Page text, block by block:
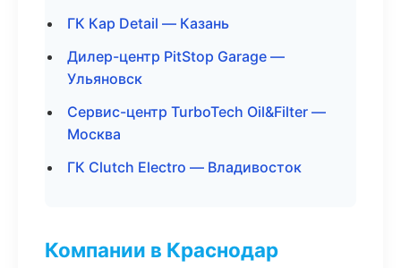
ГК Кар Detail — Казань
Дилер-центр PitStop Garage —
Ульяновск
Сервис-центр TurboTech Oil&Filter —
Москва
ГК Clutch Electro — Владивосток
Компании в Краснодар